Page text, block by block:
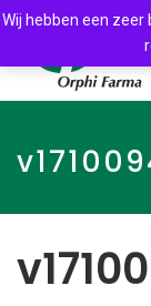
Wij hebben een